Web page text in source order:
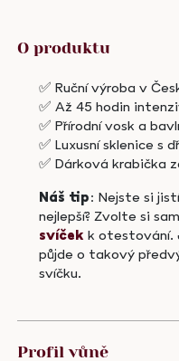
množství
O produktu
✅ Ruční výroba v
✅ Až 45 hodin
✅ Přírodní vosk a
✅ Luxusní sklenice s
✅ Dárková krabička
Náš tip: Nejste si
nejlepší? Zvolte si
svíček k otestování.
půjde o takový
svíčku.
Profil vůně